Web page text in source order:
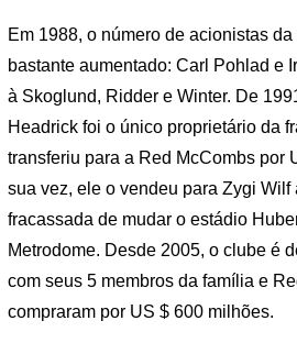
Em 1988, o número de acionistas
bastante aumentado: Carl Pohlad e
à Skoglund, Ridder e Winter. De
Headrick foi o único proprietário da
transferiu para a Red McCombs por
sua vez, ele o vendeu para Zygi Wilf
fracassada de mudar o estádio
Metrodome. Desde 2005, o clube é
com seus 5 membros da família e
compraram por US $ 600 milhões.